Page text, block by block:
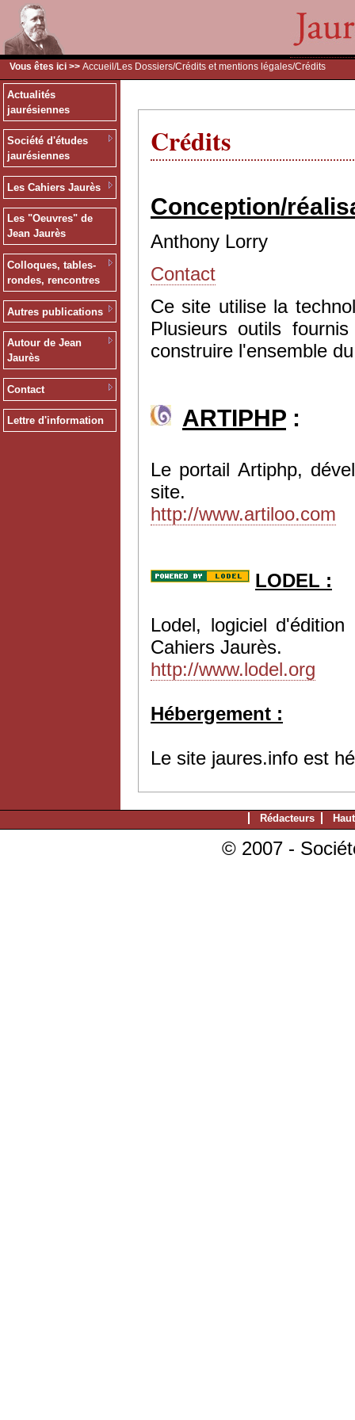
Vous êtes ici >> Accueil /Les Dossiers/Crédits et mentions légales/Crédits
Actualités
jaurésiennes
Société d'études
jaurésiennes
Les Cahiers Jaurès
Les "Oeuvres" de
Jean Jaurès
Colloques, tables-
rondes, rencontres
Autres publications
Autour de Jean
Jaurès
Contact
Lettre d'information
Crédits
Conception/
Anthony Lorry
Contact
Ce site utilise la
Plusieurs outils
construire l'ensemble
ARTIPHP :
Le portail Artiphp,
site.
http://www.artiloo.com
LODEL :
Lodel, logiciel
Cahiers Jaurès.
http://www.lodel.org
Hébergement :
Le site jaures.info est
Rédacteurs
© 2007 -